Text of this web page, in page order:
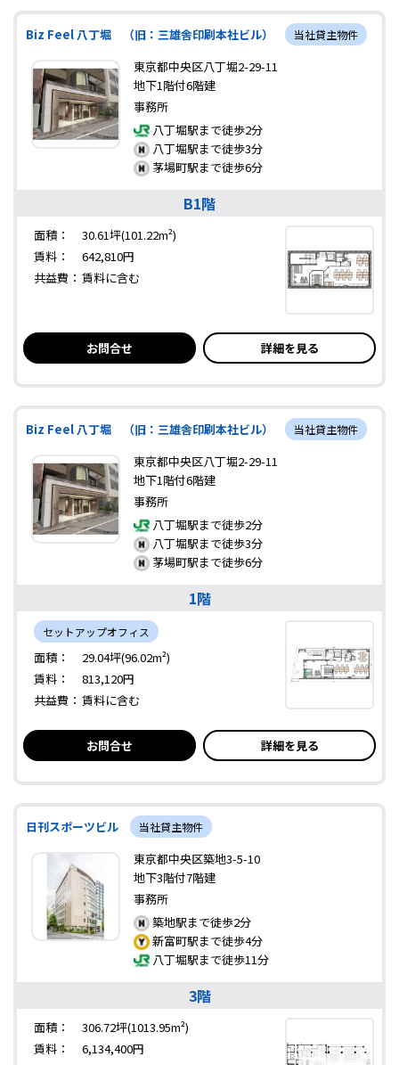
Biz Feel 八丁堀 （旧：三雄舎印刷本社ビル） 当社貸主物件
東京都中央区八丁堀2-29-11
地下1階付6階建
事務所
八丁堀駅まで徒歩2分
八丁堀駅まで徒歩3分
茅場町駅まで徒歩6分
B1階
面積：
30.61坪(101.22m²)
賃料：
642,810円
共益費： 賃料に含む
お問合せ 詳細を見る
Biz Feel 八丁堀 （旧：三雄舎印刷本社ビル） 当社貸主物件
東京都中央区八丁堀2-29-11
地下1階付6階建
事務所
八丁堀駅まで徒歩2分
八丁堀駅まで徒歩3分
茅場町駅まで徒歩6分
1階
セットアップオフィス
面積：
29.04坪(96.02m²)
賃料：
813,120円
共益費： 賃料に含む
お問合せ 詳細を見る
日刊スポーツビル 当社貸主物件
東京都中央区築地3-5-10
地下3階付7階建
事務所
築地駅まで徒歩2分
新富町駅まで徒歩4分
八丁堀駅まで徒歩11分
3階
面積：
306.72坪(1013.95m²)
賃料：
6,134,400円